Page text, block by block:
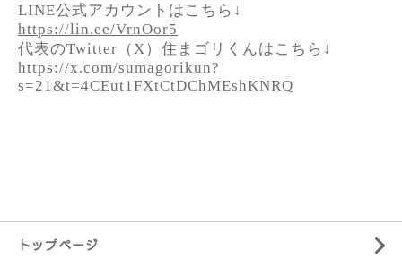
LINE公式アカウントはこちら↓
https://lin.ee/VrnOor5
代表のTwitter（X）住まゴリくんはこちら↓
https://x.com/sumagorikun?
s=21&t=4CEut1FXtCtDChMEshKNRQ
トップページ